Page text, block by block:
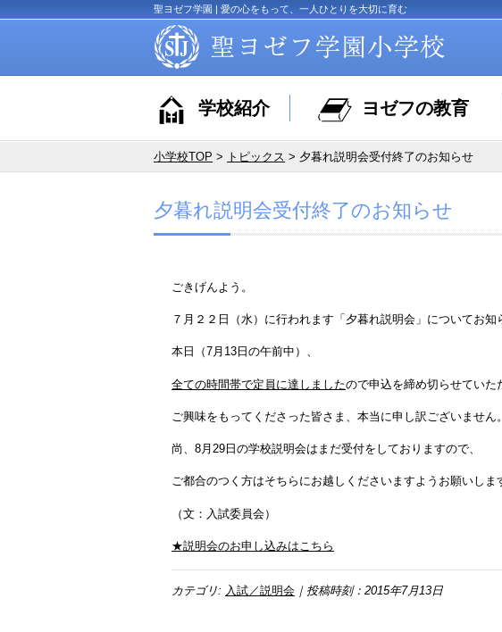
聖ヨゼフ学園 | 愛の心をもって、一人ひとりを大切に育む
学校紹介 ヨゼフの教育
小学校TOP > トピックス > 夕暮れ説明会受付終了のお知らせ
夕暮れ説明会受付終了のお知らせ
ごきげんよう。
７月２２日（水）に行われます「夕暮れ説明会」についてお知
本日（7月13日の午前中）、
全ての時間帯で定員に達しましたので申込を締め切らせていた
ご興味をもってくださった皆さま、本当に申し訳ございません。
尚、8月29日の学校説明会はまだ受付をしておりますので、
ご都合のつく方はそちらにお越しくださいますようお願いしま
（文：入試委員会）
★説明会のお申し込みはこちら
カテゴリ: 入試／説明会 ｜投稿時刻：2015年7月13日